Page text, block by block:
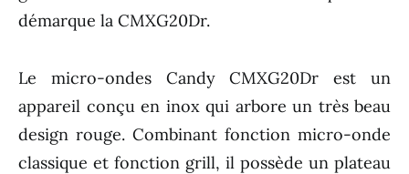
démarque la CMXG20Dr.
Le micro-ondes Candy CMXG20Dr est un
appareil conçu en inox qui arbore un très beau
design rouge. Combinant fonction micro-onde
classique et fonction grill, il possède un plateau